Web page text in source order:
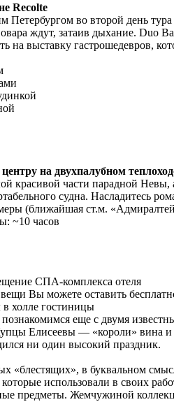
Recolte
Петербургом во второй день
ждут, затаив дыхание. Duo
на выставку гастрошедевров,
на двухпалубном
красивой части парадной
судна. Насладитесь
(ближайшая ст.м.
~10 часов
СПА-комплекса отеля
Вы можете оставить
в холле гостиницы
еще с двумя
Елисеевы — «короли» вина
ни один высокий праздник.
«блестящих», в буквальном
использовали в своих
предметы. Жемчужиной